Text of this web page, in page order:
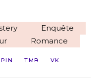
Enquête
Romance
PIN TMB VK